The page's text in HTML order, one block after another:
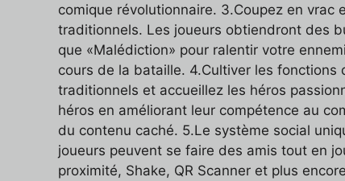
comique révolutionnaire. 3.Coupez en vrac
traditionnels. Les joueurs obtiendront des
que «Malédiction» pour ralentir votre
cours de la bataille. 4.Cultiver les
traditionnels et accueillez les héros
héros en améliorant leur compétence au
du contenu caché. 5.Le système social
joueurs peuvent se faire des amis tout en
proximité, Shake, QR Scanner et plus